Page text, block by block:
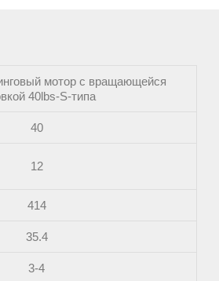
мотор с вращающейся
40lbs-S-типа
40
12
414
35.4
3-4